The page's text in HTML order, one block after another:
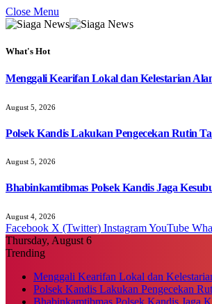
Close Menu
What's Hot
Menggali Kearifan Lokal dan Kelestarian
August 5, 2026
Polsek Kandis Lakukan Pengecekan Rutin
August 5, 2026
Bhabinkamtibmas Polsek Kandis Jaga
August 4, 2026
Facebook X (Twitter) InstagramYouTube
Thursday, August 6
Trending
Menggali Kearifan Lokal dan
Polsek Kandis Lakukan Pengecekan
Bhabinkamtibmas Polsek Kandis Jaga